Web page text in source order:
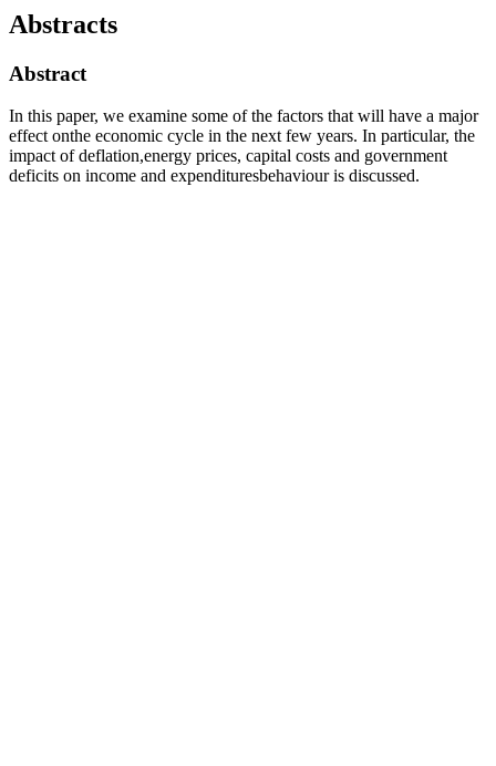
Abstracts
Abstract
In this paper, we examine some of the factors that will have a major
effect onthe economic cycle in the next few years. In particular, the
impact of deflation,energy prices, capital costs and government
deficits on income and expendituresbehaviour is discussed.